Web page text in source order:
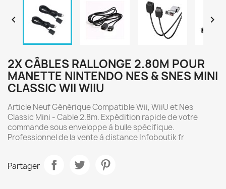
 
2X CÂBLES RALLONGE 2.80M POUR
MANETTE NINTENDO NES & SNES MINI
CLASSIC WII WIIU
Article Neuf Générique Compatible Wii, WiiU et Nes
Classic Mini - Cable 2.8m. Expédition rapide de votre
commande sous enveloppe à bulle spécifique.
Professionnel de la vente à distance Infoboutik fr
Partager